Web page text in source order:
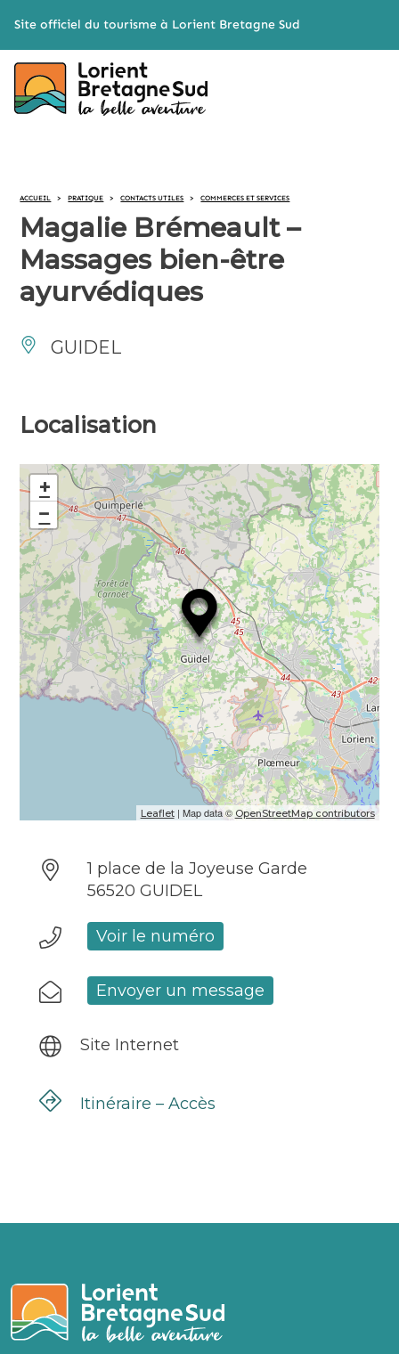
Site officiel du tourisme à Lorient Bretagne Sud
ACCUEIL > PRATIQUE > CONTACTS UTILES > COMMERCES ET SERVICES
Magalie Brémeault –
Massages bien-être
ayurvédiques
GUIDEL
Localisation
+
−
Leaflet| Map data © OpenStreetMap contributors
1 place de la Joyeuse Garde
56520 GUIDEL
Voir le numéro
Envoyer un message
Site Internet
Itinéraire – Accès